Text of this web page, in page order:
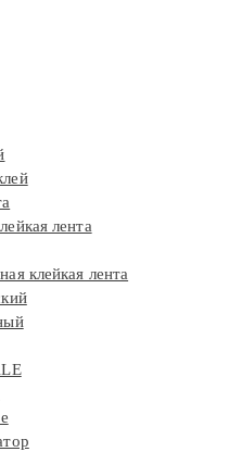
лента
клейкая лента